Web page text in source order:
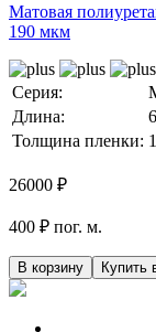
Матовая
190 мкм
Серия:
Длина:
Толщина пленки:
26000 ₽
400 ₽ пог. м.
В корзину Купить